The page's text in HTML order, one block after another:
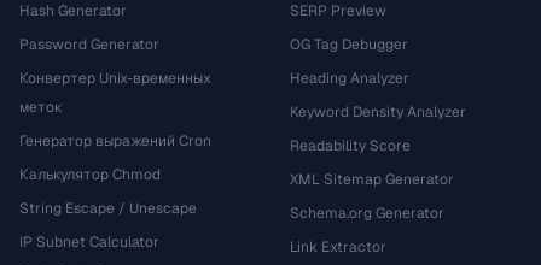
Hash Generator
Password Generator
Конвертер Unix-временных
меток
Генератор выражений Cron
Калькулятор Chmod
String Escape / Unescape
IP Subnet Calculator
SERP Preview
OG Tag Debugger
Heading Analyzer
Keyword Density Analyzer
Readability Score
XML Sitemap Generator
Schema.org Generator
Link Extractor